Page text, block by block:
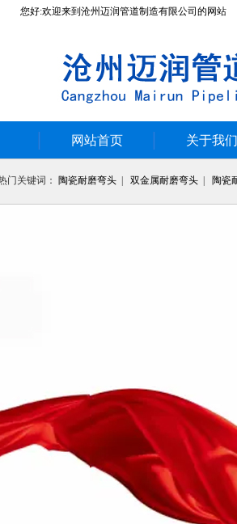
您好:欢迎来到沧州迈润管道制造有限公司的网站
网站首页 关于我们
门关键词： 陶瓷耐磨弯头 双金属耐磨弯头 陶瓷